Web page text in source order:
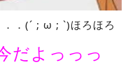
．(´ ; ω ; `)ほろほろ
だよっっっ